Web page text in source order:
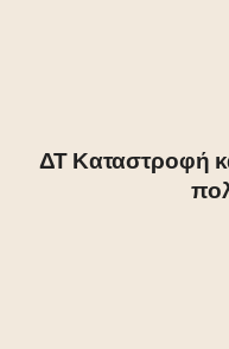
ΔΤ Καταστροφή